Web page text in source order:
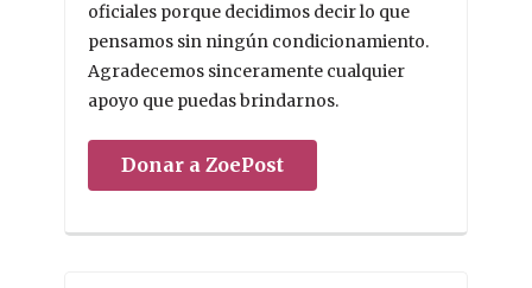
oficiales porque decidimos decir lo que
pensamos sin ningún condicionamiento.
Agradecemos sinceramente cualquier
apoyo que puedas brindarnos.
Donar a ZoePost